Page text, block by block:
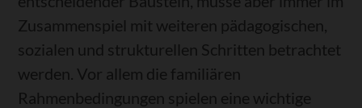
Zusammenspiel mit weiteren pädagogischen,
sozialen und strukturellen Schritten betrachtet
werden. Vor allem die familiären
Rahmenbedingungen spielen eine wichtige